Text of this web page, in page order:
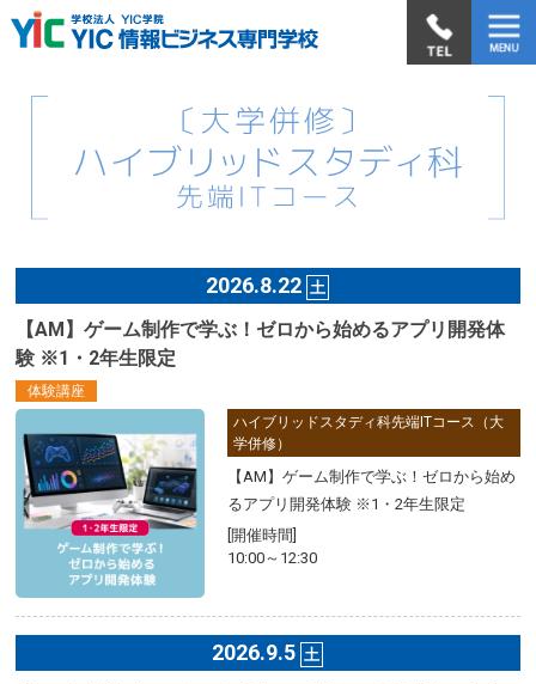
2026.8.22 土
【AM】ゲーム制作で学ぶ！ゼロから始めるアプリ開発体
験 ※1・2年生限定
体験講座
ハイブリッドスタディ科先端ITコース（大
学併修）
【AM】ゲーム制作で学ぶ！ゼロから始め
るアプリ開発体験 ※1・2年生限定
[開催時間]
10:00～12:30
2026.9.5 土